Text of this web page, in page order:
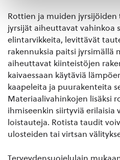
Rottien ja muiden
jyrsijät aiheuttavat vahinkoa
elintarvikkeita, levittävät
rakennuksia paitsi jyrsimällä
aiheuttavat kiinteistöjen
kaivaessaan käytäviä
kaapeleita ja puurakenteita
Materiaalivahinkojen lisäksi
ihmiseenkin siirtyviä erilaisia
loistauteja. Rotista taudit
ulosteiden tai virtsan